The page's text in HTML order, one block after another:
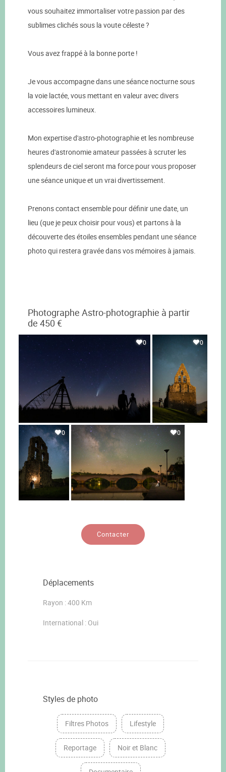
vous souhaitez immortaliser votre passion par des
sublimes clichés sous la voute céleste ?
Vous avez frappé à la bonne porte !
Je vous accompagne dans une séance nocturne sous
la voie lactée, vous mettant en valeur avec divers
accessoires lumineux.
Mon expertise d'astro-photographie et les nombreuse
heures d'astronomie amateur passées à scruter les
splendeurs de ciel seront ma force pour vous proposer
une séance unique et un vrai divertissement.
Prenons contact ensemble pour définir une date, un
lieu (que je peux choisir pour vous) et partons à la
découverte des étoiles ensembles pendant une séance
photo qui restera gravée dans vos mémoires à jamais.
Photographe Astro-photographie à partir
de 450 €
0 0
0 0
Contacter
Déplacements
Rayon : 400 Km
International : Oui
Styles de photo
Filtres Photos Lifestyle
Reportage Noir et Blanc